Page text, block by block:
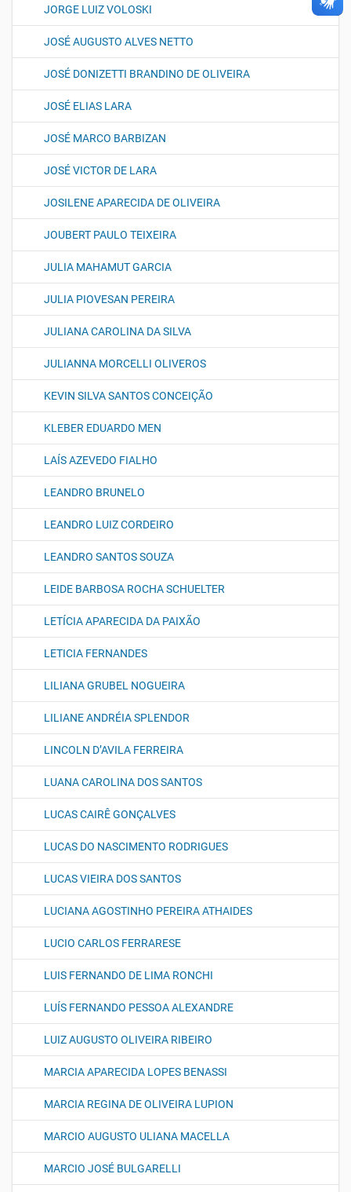
JORGE LUIZ VOLOSKI
JOSÉ AUGUSTO ALVES NETTO
JOSÉ DONIZETTI BRANDINO DE OLIVEIRA
JOSÉ ELIAS LARA
JOSÉ MARCO BARBIZAN
JOSÉ VICTOR DE LARA
JOSILENE APARECIDA DE OLIVEIRA
JOUBERT PAULO TEIXEIRA
JULIA MAHAMUT GARCIA
JULIA PIOVESAN PEREIRA
JULIANA CAROLINA DA SILVA
JULIANNA MORCELLI OLIVEROS
KEVIN SILVA SANTOS CONCEIÇÃO
KLEBER EDUARDO MEN
LAÍS AZEVEDO FIALHO
LEANDRO BRUNELO
LEANDRO LUIZ CORDEIRO
LEANDRO SANTOS SOUZA
LEIDE BARBOSA ROCHA SCHUELTER
LETÍCIA APARECIDA DA PAIXÃO
LETICIA FERNANDES
LILIANA GRUBEL NOGUEIRA
LILIANE ANDRÉIA SPLENDOR
LINCOLN D’AVILA FERREIRA
LUANA CAROLINA DOS SANTOS
LUCAS CAIRÊ GONÇALVES
LUCAS DO NASCIMENTO RODRIGUES
LUCAS VIEIRA DOS SANTOS
LUCIANA AGOSTINHO PEREIRA ATHAIDES
LUCIO CARLOS FERRARESE
LUIS FERNANDO DE LIMA RONCHI
LUÍS FERNANDO PESSOA ALEXANDRE
LUIZ AUGUSTO OLIVEIRA RIBEIRO
MARCIA APARECIDA LOPES BENASSI
MARCIA REGINA DE OLIVEIRA LUPION
MARCIO AUGUSTO ULIANA MACELLA
MARCIO JOSÉ BULGARELLI